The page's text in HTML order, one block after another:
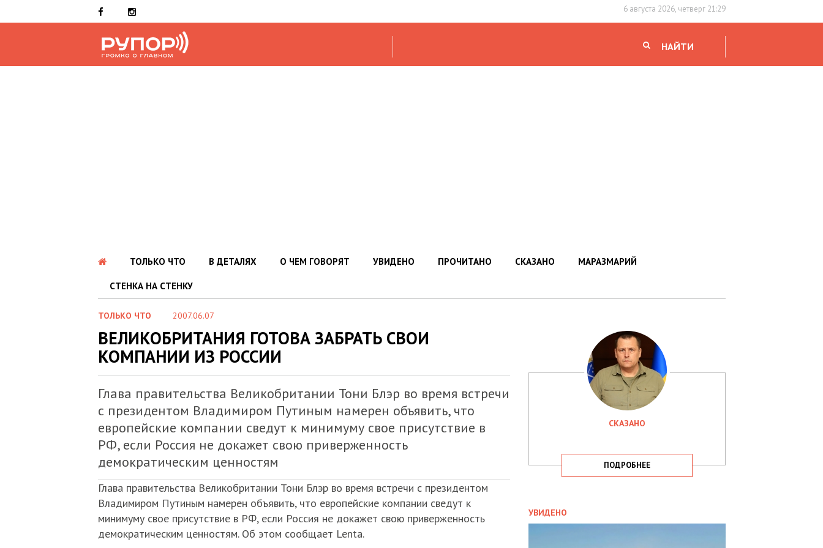
6 августа 2026, четверг 21:29
НАЙТИ
ТОЛЬКО ЧТО В ДЕТАЛЯХ О ЧЕМ ГОВОРЯТ УВИДЕНО ПРОЧИТАНО СКАЗАНО МАРАЗМАРИЙ
СТЕНКА НА СТЕНКУ
ТОЛЬКО ЧТО 2007.06.07
ВЕЛИКОБРИТАНИЯ ГОТОВА ЗАБРАТЬ СВОИ
КОМПАНИИ ИЗ РОССИИ
Глава правительства Великобритании Тони Блэр во время встречи
с президентом Владимиром Путиным намерен объявить, что
европейские компании сведут к минимуму свое присутствие в
РФ, если Россия не докажет свою приверженность
демократическим ценностям
Глава правительства Великобритании Тони Блэр во время встречи с президентом
Владимиром Путиным намерен объявить, что европейские компании сведут к
минимуму свое присутствие в РФ, если Россия не докажет свою приверженность
демократическим ценностям. Об этом сообщает Lenta.
СКАЗАНО
ПОДРОБНЕЕ
УВИДЕНО
ЗАТРИМАЛА